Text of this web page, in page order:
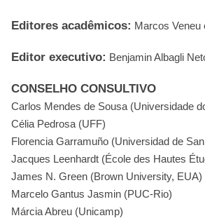
Editores acadêmicos: Marcos Veneu
Editor executivo: Benjamin Albagli
CONSELHO CONSULTIVO
Carlos Mendes de Sousa (Universidade
Célia Pedrosa (UFF)
Florencia Garramuño (Universidad de
Jacques Leenhardt (École des Hautes
James N. Green (Brown University, EUA)
Marcelo Gantus Jasmin (PUC-Rio)
Márcia Abreu (Unicamp)